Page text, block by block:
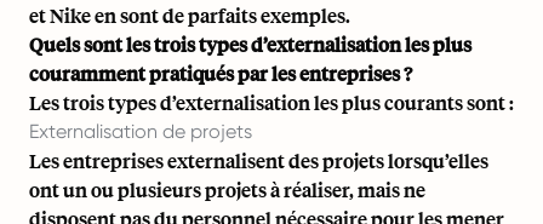
et Nike en sont de parfaits exemples.
Quels sont les trois types d’externalisation les plus
couramment pratiqués par les entreprises ?
Les trois types d’externalisation les plus courants sont :
Externalisation de projets
Les entreprises externalisent des projets lorsqu’elles
ont un ou plusieurs projets à réaliser, mais ne
disposent pas du personnel nécessaire pour les mener